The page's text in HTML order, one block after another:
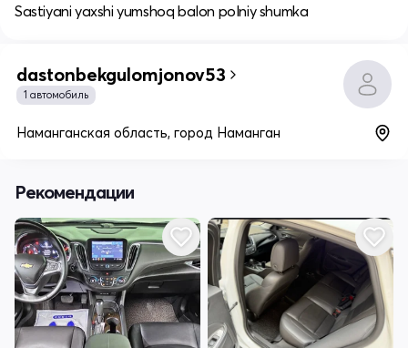
Sastiyani yaxshi yumshoq balon polniy shumka
dastonbekgulomjonov53
1 автомобиль
Наманганская область, город Наманган
Рекомендации